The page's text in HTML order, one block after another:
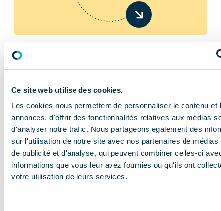
Ce site web utilise des cookies.
Les cookies nous permettent de personnaliser le contenu et
annonces, d'offrir des fonctionnalités relatives aux médias
d'analyser notre trafic. Nous partageons également des
sur l'utilisation de notre site avec nos partenaires de médias
de publicité et d'analyse, qui peuvent combiner celles-ci
informations que vous leur avez fournies ou qu'ils ont
votre utilisation de leurs services.
En savoir plus
NOS MISSIONS